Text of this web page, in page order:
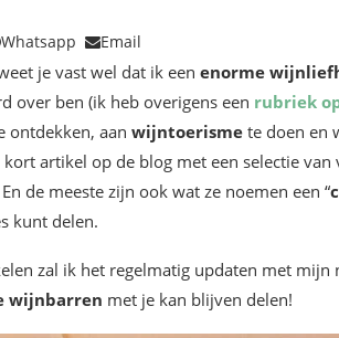
Whatsapp Email
je vast wel dat ik een enorme
over ben (ik heb overigens een rubriek
ontdekken, aan wijntoerisme te doen en
artikel op de blog met een selectie
de meeste zijn ook wat ze noemen een “
kunt delen.
zal ik het regelmatig updaten met mijn
wijnbarren met je kan blijven delen!